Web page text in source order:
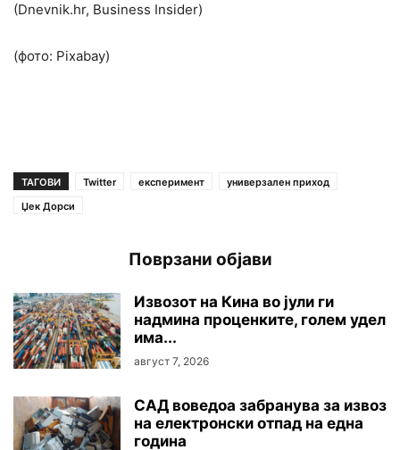
(Dnevnik.hr, Business Insider)
(фото: Pixabay)
ТАГОВИ Twitter експеримент
универзален приход
Џек Дорси
Поврзани објави
Извозот на Кина во јули ги
надмина проценките, голем удел
има...
август 7, 2026
САД воведоа забранува за извоз
на електронски отпад на една
година